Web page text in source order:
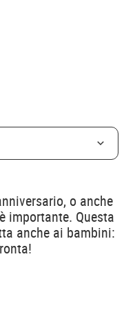
o anche
importante. Questa
anche ai bambini: